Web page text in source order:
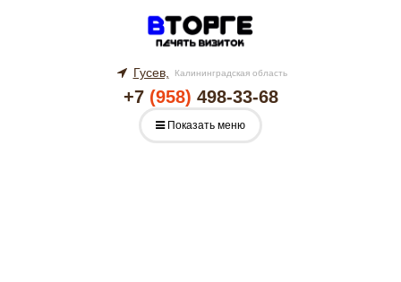
Гусев, Калининградская область
+7 (958) 498-33-68
Показать меню